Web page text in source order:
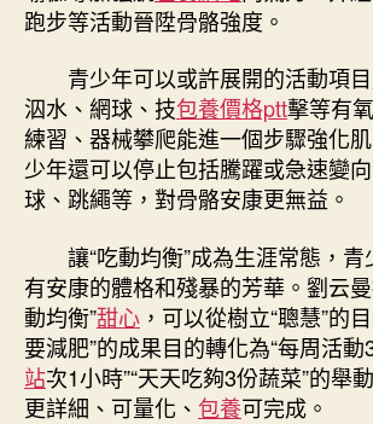
跑步等活動晉陞骨骼強度。
青少年可以或許展開的活動項
泅水、網球、技包養價格ptt擊等有
練習、器械攀爬能進一個步驟強化
少年還可以停止包括騰躍或急速變
球、跳繩等，對骨骼安康更無益。
讓“吃動均衡”成為生涯常態，
有安康的體格和殘暴的芳華。劉云
動均衡”甜心 ，可以從樹立“聰慧”的
要減肥”的成果目的轉化為“每周活
站次1小時”“天天吃夠3份蔬菜”的舉
更詳細、可量化、 包養可完成。